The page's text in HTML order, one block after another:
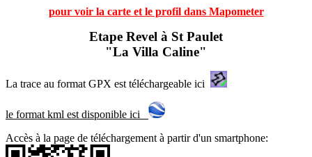
pour voir la carte et le profil dans Mapometer
Etape Revel à St Paulet
"La Villa Caline"
La trace au format GPX est téléchargeable ici
le format kml est disponible ici
Accès à la page de téléchargement à partir d'un smartphone: